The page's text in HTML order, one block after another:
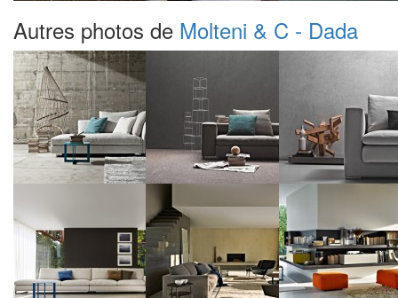
Autres photos de Molteni & C - Dada